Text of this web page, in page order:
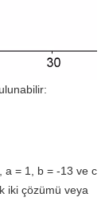
a = 1, b = -13 ve c
iki çözümü veya